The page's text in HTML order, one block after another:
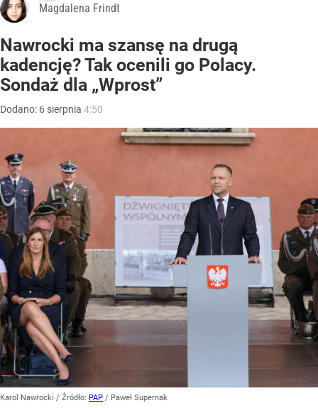
Magdalena Frindt
Nawrocki ma szansę na drugą
kadencję? Tak ocenili go Polacy.
Sondaż dla „Wprost”
Dodano: 6 sierpnia 4:50
Karol Nawrocki / Źródło: PAP / Paweł Supernak